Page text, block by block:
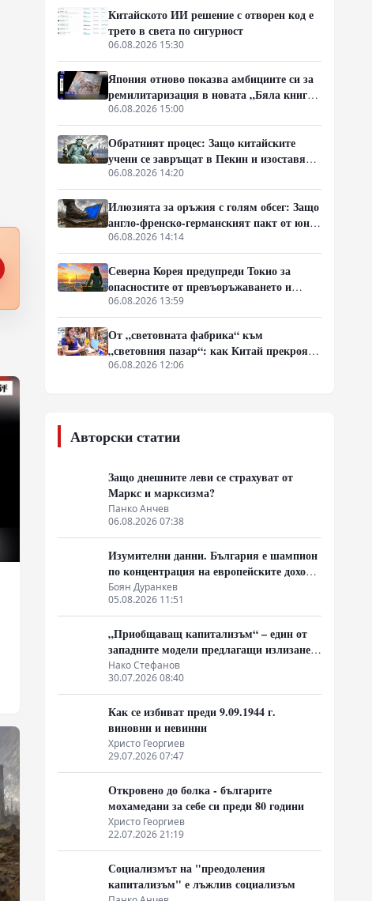
Китайското ИИ решение с отворен код е
трето в света по сигурност
06.08.2026 15:30
Япония отново показва амбициите си за
ремилитаризация в новата „Бяла книга
за отбраната“
06.08.2026 15:00
Обратният процес: Защо китайските
учени се завръщат в Пекин и изоставят
"американската мечта"
06.08.2026 14:20
Илюзията за оръжия с голям обсег: Защо
англо-френско-германският пакт от юни
среща индустриална стена
06.08.2026 14:14
Северна Корея предупреди Токио за
опасностите от превъоръжаването и
ракетните тестове в Източна Азия
06.08.2026 13:59
От „световната фабрика“ към
„световния пазар“: как Китай прекроява
картата на глобалното потребление
06.08.2026 12:06
Авторски статии
Защо днешните леви се страхуват от
Маркс и марксизма?
Панко Анчев
06.08.2026 07:38
Изумителни данни. България е шампион
по концентрация на европейските доходи
в ръцете на най-богатия 1%, надминава
и САЩ
Боян Дуранкев
05.08.2026 11:51
„Приобщаващ капитализъм“ – един от
западните модели предлагащи излизане
от системата на неолиберализма
Нако Стефанов
30.07.2026 08:40
Как се избиват преди 9.09.1944 г.
виновни и невинни
Христо Георгиев
29.07.2026 07:47
Откровено до болка - българите
мохамедани за себе си преди 80 години
Христо Георгиев
22.07.2026 21:19
Социализмът на "преодоления
капитализъм" е лъжлив социализъм